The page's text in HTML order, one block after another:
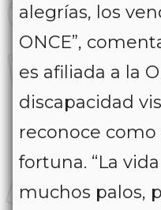
alegrías, los
ONCE”,
es afiliada a la
discapacidad
reconoce
fortuna. “La
muchos palos,